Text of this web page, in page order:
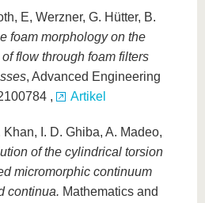
E, Werzner, G. Hütter, B.
foam morphology on the
flow through foam filters
, Advanced Engineering
, Artikel
I. D. Ghiba, A. Madeo,
of the cylindrical torsion
micromorphic continuum
continua. Mathematics and